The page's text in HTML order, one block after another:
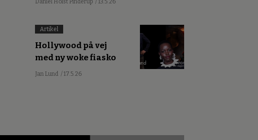
Artikel
Hollywood på vej
med ny woke fiasko
Jan Lund / 17.5.26